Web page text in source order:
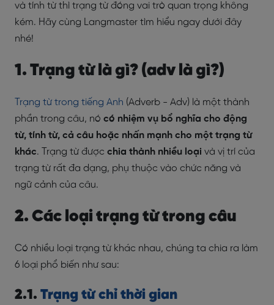
và tính từ thì trạng từ đóng vai trò quan trọng không
kém. Hãy cùng Langmaster tìm hiểu ngay dưới đây
nhé!
1. Trạng từ là gì? (adv là gì?)
Trạng từ trong tiếng Anh (Adverb - Adv) là một thành
phần trong câu, nó có nhiệm vụ bổ nghĩa cho động
từ, tính từ, cả câu hoặc nhấn mạnh cho một trạng từ
khác. Trạng từ được chia thành nhiều loại và vị trí của
trạng từ rất đa dạng, phụ thuộc vào chức năng và
ngữ cảnh của câu.
2. Các loại trạng từ trong câu
Có nhiều loại trạng từ khác nhau, chúng ta chia ra làm
6 loại phổ biến như sau:
2.1. Trạng từ chỉ thời gian